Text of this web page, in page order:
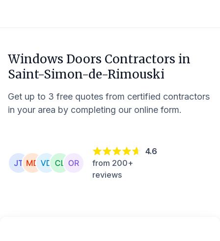
Windows Doors Contractors in
Saint-Simon-de-Rimouski
Get up to 3 free quotes from certified contractors
in your area by completing our online form.
4.6
from 200+
reviews